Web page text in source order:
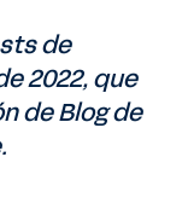
de
2022, que
de Blog de